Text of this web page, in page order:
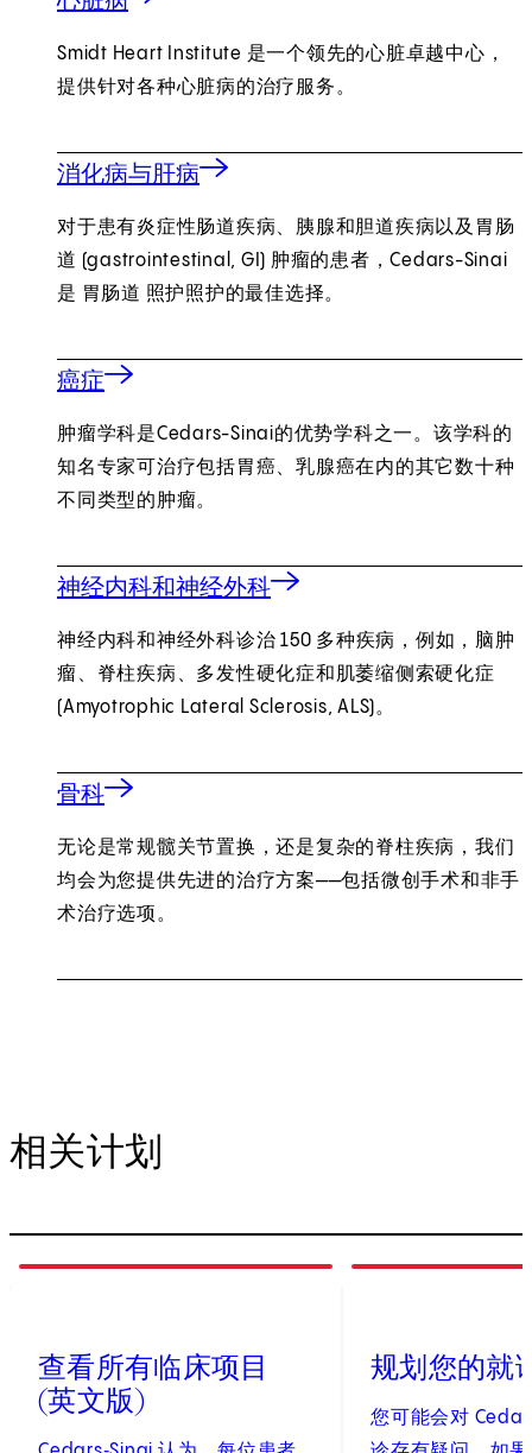
Smidt Heart Institute 是一个领先的心脏卓越中心，
提供针对各种心脏病的治疗服务。
消化病与肝病
对于患有炎症性肠道疾病、胰腺和胆道疾病以及胃肠
道 (gastrointestinal, GI) 肿瘤的患者，Cedars-Sinai
是 胃肠道 照护照护的最佳选择。
癌症
肿瘤学科是Cedars-Sinai的优势学科之一。该学科的
知名专家可治疗包括胃癌、乳腺癌在内的其它数十种
不同类型的肿瘤。
神经内科和神经外科
神经内科和神经外科诊治 150 多种疾病，例如，脑肿
瘤、脊柱疾病、多发性硬化症和肌萎缩侧索硬化症
(Amyotrophic Lateral Sclerosis, ALS)。
骨科
无论是常规髋关节置换，还是复杂的脊柱疾病，我们
均会为您提供先进的治疗方案——包括微创手术和非手
术治疗选项。
相关计划
查看所有临床项目
(英文版)
规划您的就
您可能会对